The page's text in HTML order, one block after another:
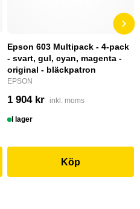
Epson 603 Multipack - 4-pack
- svart, gul, cyan, magenta -
original - bläckpatron
EPSON
1 904 kr inkl. moms
I lager
Köp